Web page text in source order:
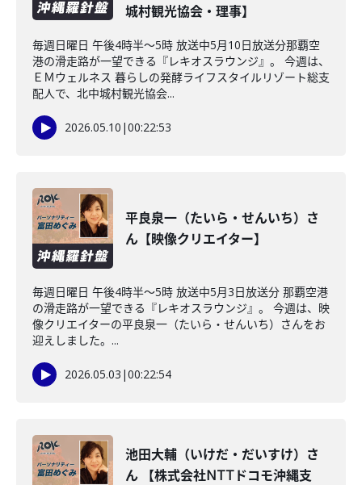
城村観光協会・理事】
毎週日曜日 午後4時半～5時 放送中5月10日放送分那覇空
港の滑走路が一望できる『レキオスラウンジ』。 今週は、
ＥＭウェルネス 暮らしの発酵ライフスタイルリゾート総支
配人で、北中城村観光協会...
2026.05.10 |00:22:53
平良泉一（たいら・せんいち）さ
ん【映像クリエイター】
毎週日曜日 午後4時半～5時 放送中5月3日放送分 那覇空港
の滑走路が一望できる『レキオスラウンジ』。 今週は、映
像クリエイターの平良泉一（たいら・せんいち）さんをお
迎えしました。...
2026.05.03 |00:22:54
池田大輔（いけだ・だいすけ）さ
ん 【株式会社NTTドコモ沖縄支